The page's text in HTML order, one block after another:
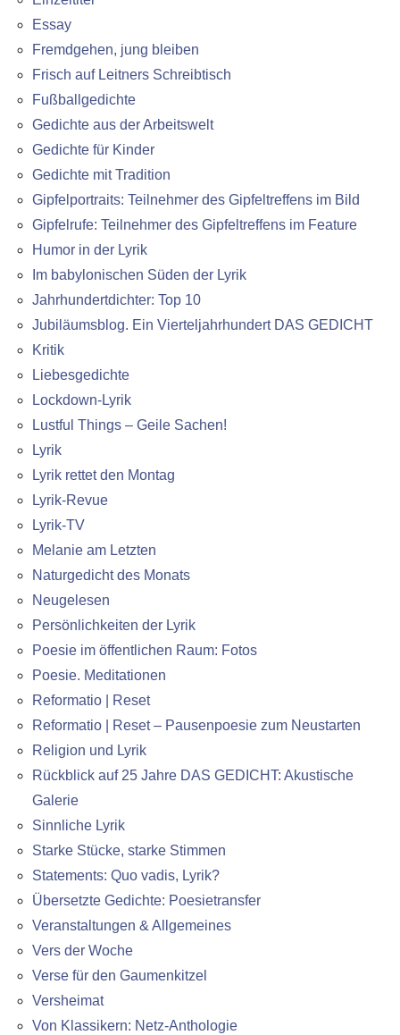
Essay
Fremdgehen, jung bleiben
Frisch auf Leitners Schreibtisch
Fußballgedichte
Gedichte aus der Arbeitswelt
Gedichte für Kinder
Gedichte mit Tradition
Gipfelportraits: Teilnehmer des Gipfeltreffens im Bild
Gipfelrufe: Teilnehmer des Gipfeltreffens im Feature
Humor in der Lyrik
Im babylonischen Süden der Lyrik
Jahrhundertdichter: Top 10
Jubiläumsblog. Ein Vierteljahrhundert DAS GEDICHT
Kritik
Liebesgedichte
Lockdown-Lyrik
Lustful Things – Geile Sachen!
Lyrik
Lyrik rettet den Montag
Lyrik-Revue
Lyrik-TV
Melanie am Letzten
Naturgedicht des Monats
Neugelesen
Persönlichkeiten der Lyrik
Poesie im öffentlichen Raum: Fotos
Poesie. Meditationen
Reformatio | Reset
Reformatio | Reset – Pausenpoesie zum Neustarten
Religion und Lyrik
Rückblick auf 25 Jahre DAS GEDICHT: Akustische
Galerie
Sinnliche Lyrik
Starke Stücke, starke Stimmen
Statements: Quo vadis, Lyrik?
Übersetzte Gedichte: Poesietransfer
Veranstaltungen & Allgemeines
Vers der Woche
Verse für den Gaumenkitzel
Versheimat
Von Klassikern: Netz-Anthologie